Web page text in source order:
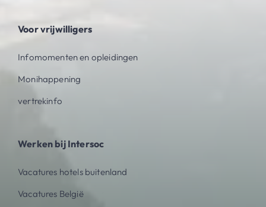
Voor vrijwilligers
Infomomenten en opleidingen
Monihappening
vertrekinfo
Werken bij Intersoc
Vacatures hotels buitenland
Vacatures België